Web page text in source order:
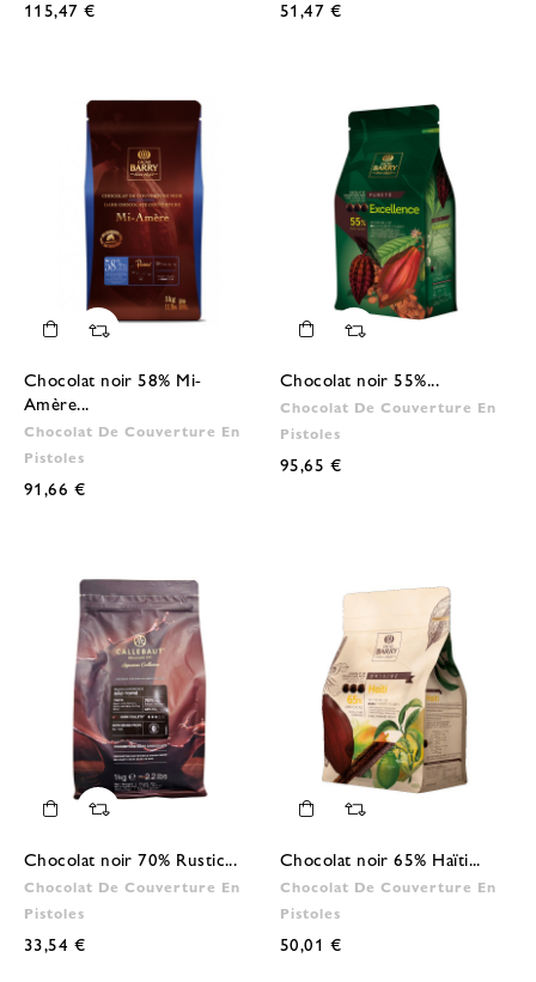
115,47 € 51,47 €
Chocolat noir 58% Mi-
Amère...
Chocolat De Couverture En
Pistoles
91,66 €
Chocolat noir 55%...
Chocolat De Couverture En
Pistoles
95,65 €
Chocolat noir 70% Rustic...
Chocolat De Couverture En
Pistoles
33,54 €
Chocolat noir 65% Haïti...
Chocolat De Couverture En
Pistoles
50,01 €